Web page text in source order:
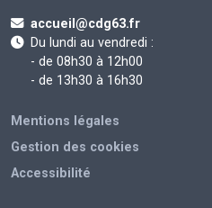
accueil@cdg63.fr
Du lundi au vendredi :
- de 08h30 à 12h00
- de 13h30 à 16h30
Mentions légales
Gestion des cookies
Accessibilité